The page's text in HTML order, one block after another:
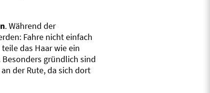
. Während der
Fahre nicht einfach
das Haar wie ein
gründlich sind
der Rute, da sich dort